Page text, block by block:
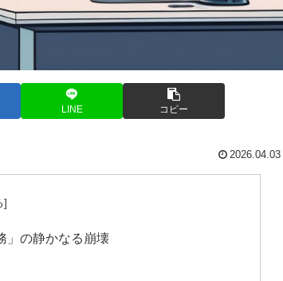
LINE コピー
2026.04.03
」の静かなる崩壊